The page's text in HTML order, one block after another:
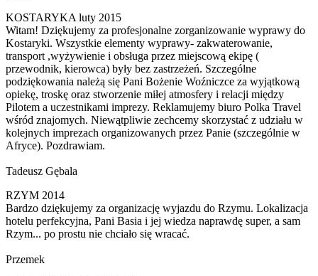
KOSTARYKA luty 2015
Witam! Dziękujemy za profesjonalne zorganizowanie wyprawy do
Kostaryki. Wszystkie elementy wyprawy- zakwaterowanie,
transport ,wyżywienie i obsługa przez miejscową ekipę (
przewodnik, kierowca) były bez zastrzeżeń. Szczególne
podziękowania należą się Pani Bożenie Woźniczce za wyjątkową
opiekę, troskę oraz stworzenie miłej atmosfery i relacji między
Pilotem a uczestnikami imprezy. Reklamujemy biuro Polka Travel
wśród znajomych. Niewątpliwie zechcemy skorzystać z udziału w
kolejnych imprezach organizowanych przez Panie (szczególnie w
Afryce). Pozdrawiam.
Tadeusz Gębala
RZYM 2014
Bardzo dziękujemy za organizację wyjazdu do Rzymu. Lokalizacja
hotelu perfekcyjna, Pani Basia i jej wiedza naprawdę super, a sam
Rzym... po prostu nie chciało się wracać.
Przemek